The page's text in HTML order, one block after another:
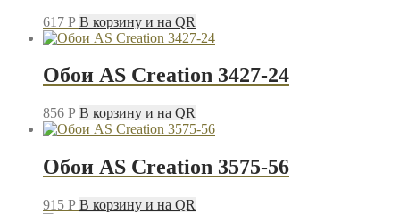
617 P В корзину и на QR
Обои AS Creation 3427-24
856 P В корзину и на QR
Обои AS Creation 3575-56
915 P В корзину и на QR